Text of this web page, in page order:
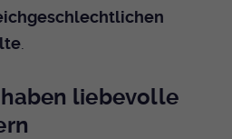
liebevolle